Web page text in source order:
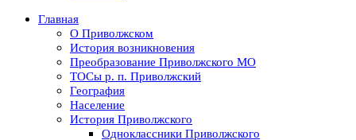
Главная
О Приволжском
История возникновения
Преобразование Приволжского МО
ТОСы р. п. Приволжский
География
Население
История Приволжского
Одноклассники Приволжского